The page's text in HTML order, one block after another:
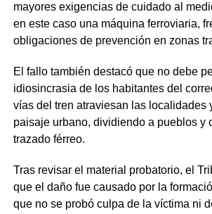
mayores exigencias de cuidado al
en este caso una máquina ferroviaria,
obligaciones de prevención en zonas
El fallo también destacó que no debe
idiosincrasia de los habitantes del
vías del tren atraviesan las localidades
paisaje urbano, dividiendo a pueblos y
trazado férreo.
Tras revisar el material probatorio, el
que el daño fue causado por la
que no se probó culpa de la víctima ni